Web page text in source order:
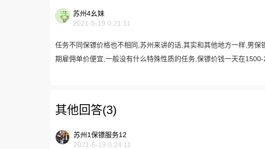
苏州4幺妹
2021-5-19 0:21:11
任务不同保镖价格也不相同,苏州来讲的话,其实和其他地方一样,男
期雇佣单价便宜,一般没有什么特殊性质的任务,保镖价钱一天在1500-
其他回答(3)
苏州1保镖服务12
2021-5-19 0:24:11